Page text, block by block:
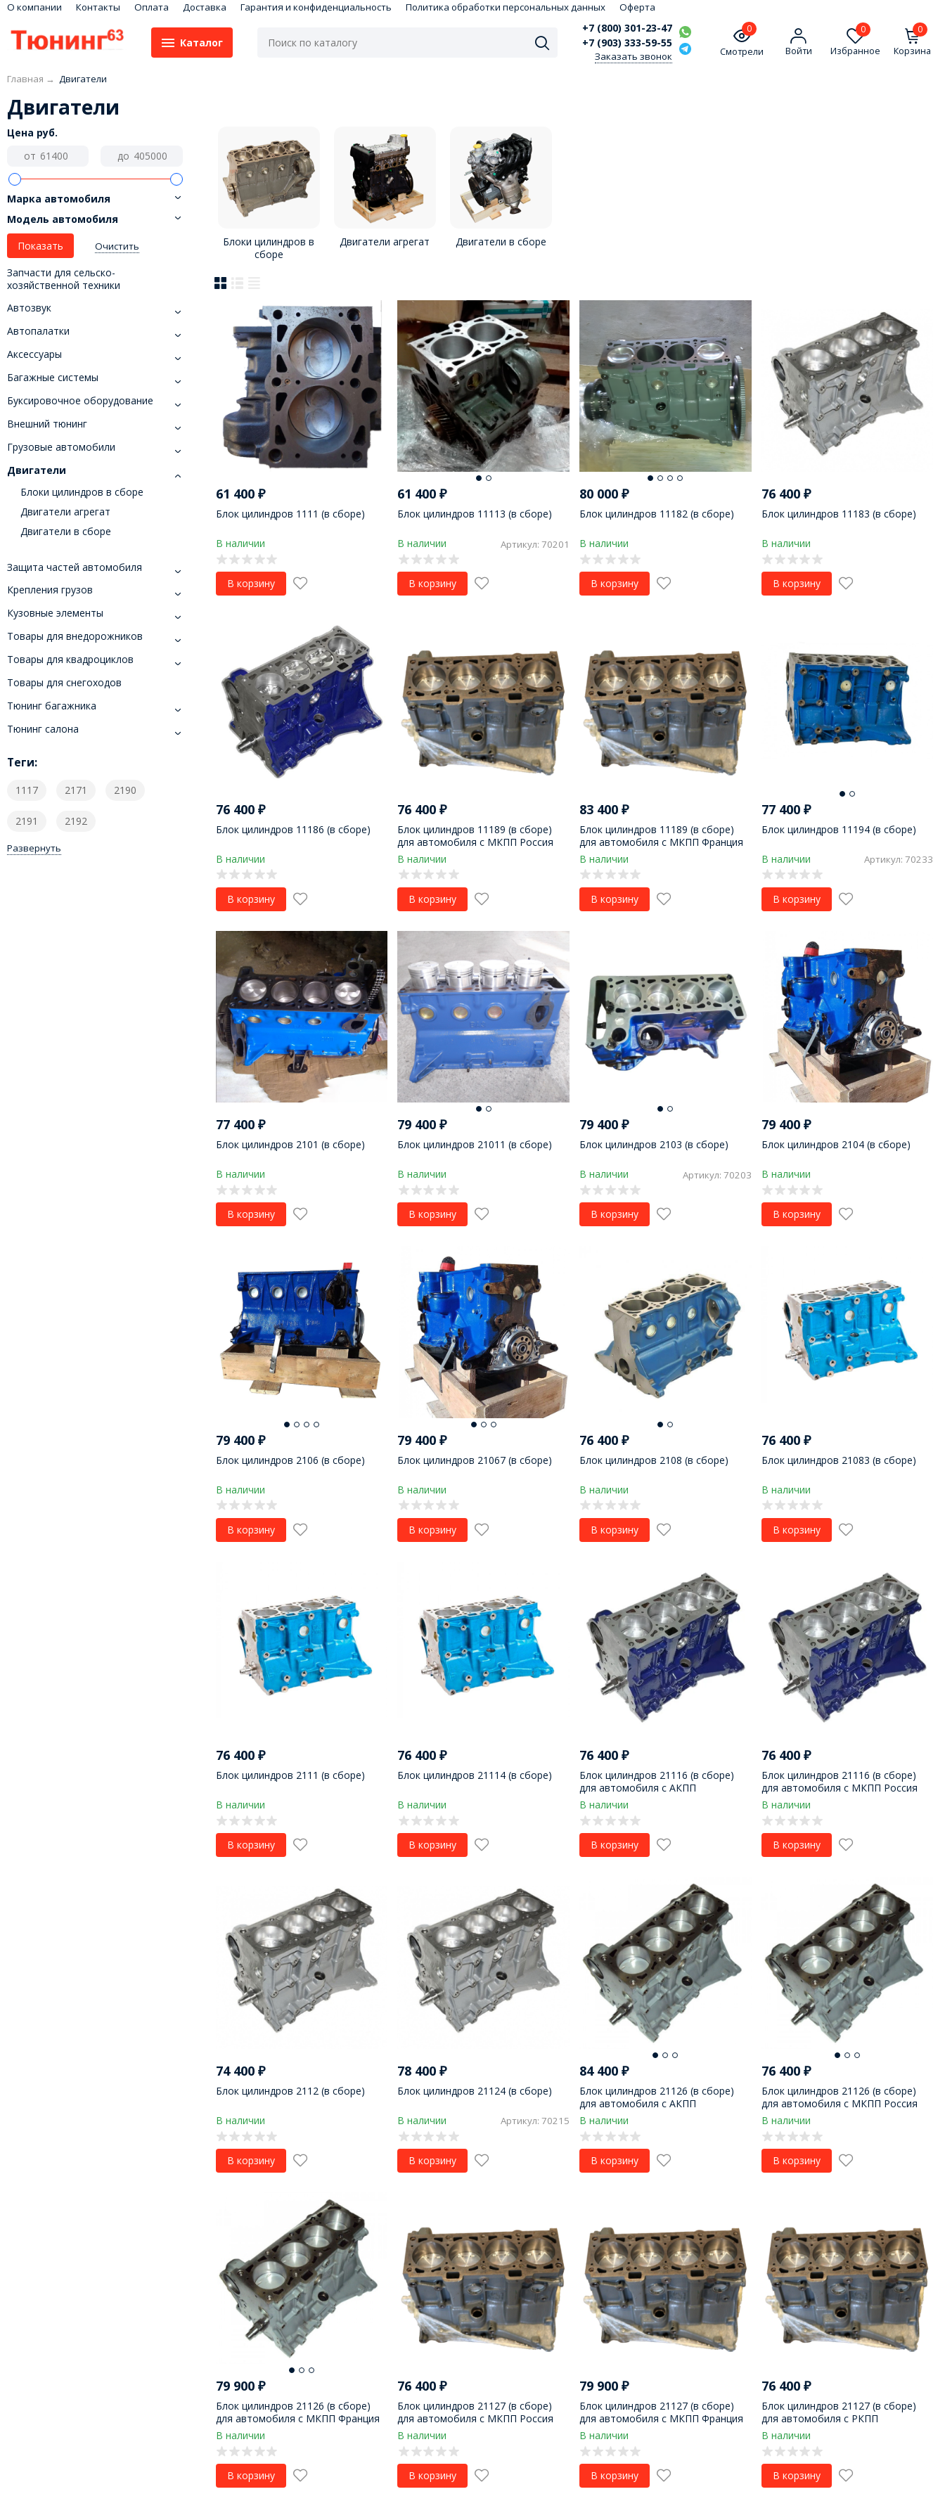
О компании Контакты Оплата Доставка Гарантия и конфиденциальность Политика обработки персональных данных Оферта
Каталог
+7 (800) 301-23-47
+7 (903) 333-59-55
Заказать звонок
0
Смотрели
Войти
0
Избранное
0
Корзина
Главная → Двигатели
Двигатели
Цена руб.
от
до
Марка автомобиля
Модель автомобиля
Очистить
Запчасти для сельско-
хозяйственной техники
Автозвук
Автопалатки
Аксессуары
Багажные системы
Буксировочное оборудование
Внешний тюнинг
Грузовые автомобили
Двигатели
Блоки цилиндров в сборе
Двигатели агрегат
Двигатели в сборе
Защита частей автомобиля
Крепления грузов
Кузовные элементы
Товары для внедорожников
Товары для квадроциклов
Товары для снегоходов
Тюнинг багажника
Тюнинг салона
Теги:
1117 2171 2190
2191 2192
Развернуть
Блоки цилиндров в
сборе
Двигатели агрегат Двигатели в сборе
61 400 ₽
Блок цилиндров 1111 (в сборе)
В наличии
В корзину
61 400₽
Блок цилиндров 11113 (в сборе)
В наличии Артикул: 70201
В корзину
80 000 ₽
Блок цилиндров 11182 (в сборе)
В наличии
В корзину
76 400 ₽
Блок цилиндров 11183 (в сборе)
В наличии
В корзину
76 400 ₽
Блок цилиндров 11186 (в сборе)
В наличии
В корзину
76 400₽
Блок цилиндров 11189 (в сборе)
для автомобиля с МКПП Россия
В наличии
В корзину
83 400 ₽
Блок цилиндров 11189 (в сборе)
для автомобиля с МКПП Франция
В наличии
В корзину
77 400 ₽
Блок цилиндров 11194 (в сборе)
В наличии Артикул: 70233
В корзину
77 400 ₽
Блок цилиндров 2101 (в сборе)
В наличии
В корзину
79 400₽
Блок цилиндров 21011 (в сборе)
В наличии
В корзину
79 400 ₽
Блок цилиндров 2103 (в сборе)
В наличии Артикул: 70203
В корзину
79 400 ₽
Блок цилиндров 2104 (в сборе)
В наличии
В корзину
79 400 ₽
Блок цилиндров 2106 (в сборе)
В наличии
В корзину
79 400₽
Блок цилиндров 21067 (в сборе)
В наличии
В корзину
76 400 ₽
Блок цилиндров 2108 (в сборе)
В наличии
В корзину
76 400 ₽
Блок цилиндров 21083 (в сборе)
В наличии
В корзину
76 400 ₽
Блок цилиндров 2111 (в сборе)
В наличии
В корзину
76 400₽
Блок цилиндров 21114 (в сборе)
В наличии
В корзину
76 400 ₽
Блок цилиндров 21116 (в сборе)
для автомобиля с АКПП
В наличии
В корзину
76 400 ₽
Блок цилиндров 21116 (в сборе)
для автомобиля с МКПП Россия
В наличии
В корзину
74 400 ₽
Блок цилиндров 2112 (в сборе)
В наличии
В корзину
78 400₽
Блок цилиндров 21124 (в сборе)
В наличии Артикул: 70215
В корзину
84 400 ₽
Блок цилиндров 21126 (в сборе)
для автомобиля с АКПП
В наличии
В корзину
76 400 ₽
Блок цилиндров 21126 (в сборе)
для автомобиля с МКПП Россия
В наличии
В корзину
79 900 ₽
Блок цилиндров 21126 (в сборе)
для автомобиля с МКПП Франция
В наличии
В корзину
76 400₽
Блок цилиндров 21127 (в сборе)
для автомобиля с МКПП Россия
В наличии
В корзину
79 900 ₽
Блок цилиндров 21127 (в сборе)
для автомобиля с МКПП Франция
В наличии
В корзину
76 400 ₽
Блок цилиндров 21127 (в сборе)
для автомобиля с РКПП
В наличии
В корзину